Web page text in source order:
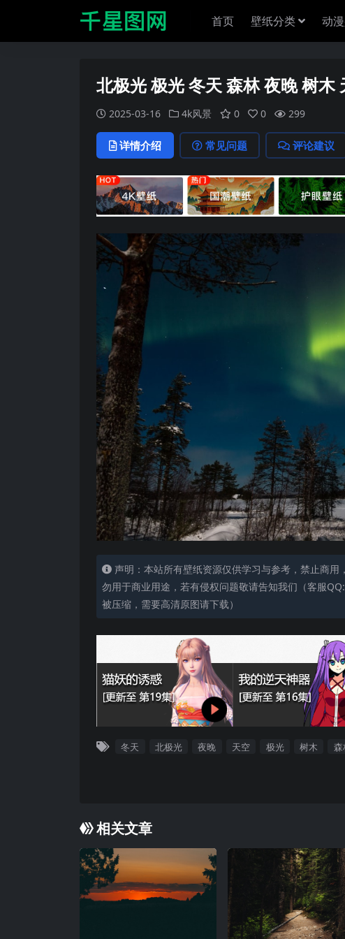
首页 壁纸分类 动
北极光 极光 冬天 森林 夜晚 树
2025-03-16 4k风景 0 0 299
详情介绍 常见问题 评论建议
声明：本站所有壁纸资源仅供学习与参考，禁止商
勿用于商业用途，若有侵权问题敬请告知我们（客服
被压缩，需要高清原图请下载）
冬天 北极光 夜晚 天空 极光 树木 森
相关文章